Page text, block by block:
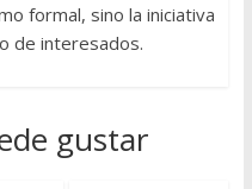
formal, sino la iniciativa
de interesados.
gustar